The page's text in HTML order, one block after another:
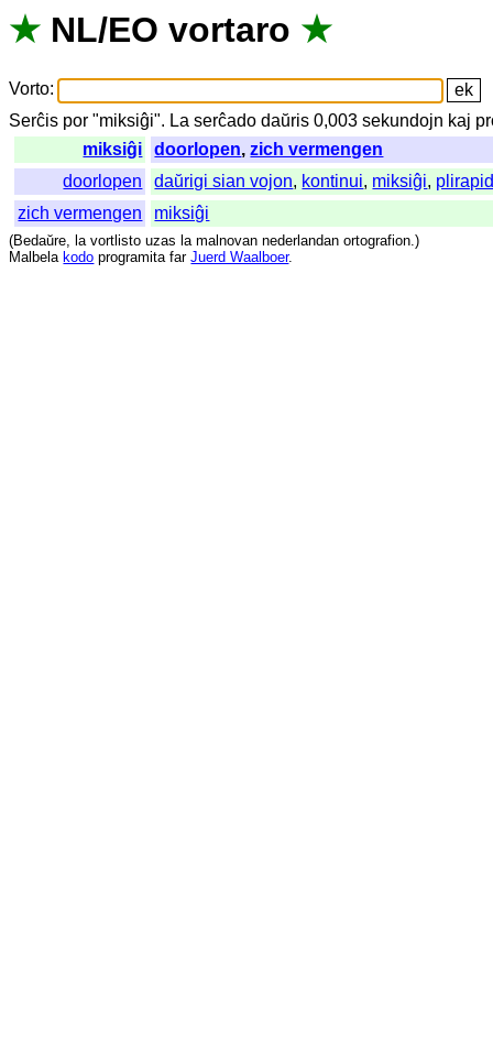
★ NL/EO vortaro ★
Vorto:
Serĉis por "miksiĝi". La serĉado daŭris 0,003sekundojn kaj
miksiĝi
doorlopen,zich vermengen
doorlopen
daŭrigi sian vojon, kontinui, miksiĝi,
zich vermengen
miksiĝi
(Bedaŭre, la vortlisto uzas la malnovan nederlandan ortografion.)
Malbela kodo programita far Juerd Waalboer.